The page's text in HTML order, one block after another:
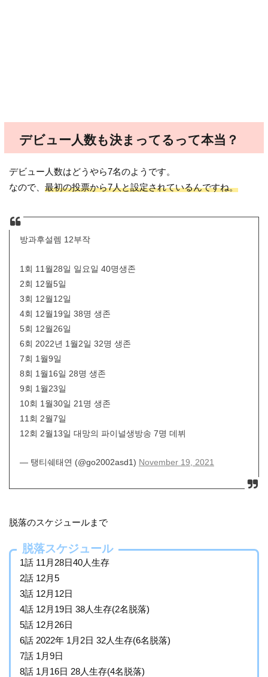
デビュー人数も決まってるって本当？
デビュー人数はどうやら7名のようです。
なので、最初の投票から7人と設定されているんですね。
방과후설렘 12부작
1회 11월28일 일요일 40명생존
2회 12월5일
3회 12월12일
4회 12월19일 38명 생존
5회 12월26일
6회 2022년 1월2일 32명 생존
7회 1월9일
8회 1월16일 28명 생존
9회 1월23일
10회 1월30일 21명 생존
11회 2월7일
12회 2월13일 대망의 파이널생방송 7명 데뷔
— 탱티쉐태연 (@go2002asd1) November 19, 2021
脱落のスケジュールまで
脱落スケジュール
1話 11月28日40人生存
2話 12月5
3話 12月12日
4話 12月19日 38人生存(2名脱落)
5話 12月26日
6話 2022年 1月2日 32人生存(6名脱落)
7話 1月9日
8話 1月16日 28人生存(4名脱落)